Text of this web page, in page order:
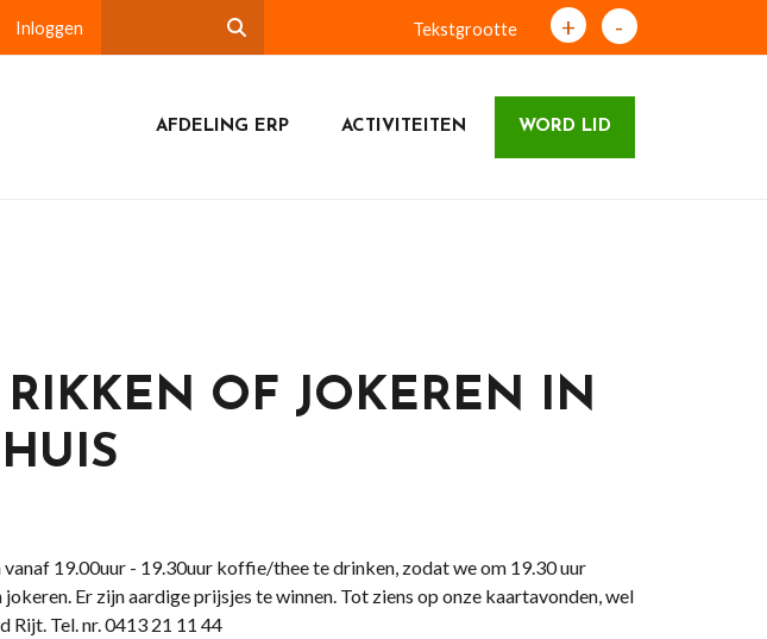
Inloggen Tekstgrootte + -
AFDELING ERP ACTIVITEITEN WORD LID
RIKKEN OF JOKEREN IN
vanaf 19.00uur - 19.30uur koffie/thee te drinken, zodat we om 19.30 uur
Er zijn aardige prijsjes te winnen. Tot ziens op onze kaartavonden, wel
Rijt. Tel. nr. 0413 21 11 44